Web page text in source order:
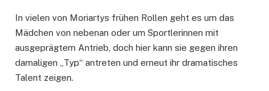
In vielen von Moriartys frühen Rollen geht es um das
Mädchen von nebenan oder um Sportlerinnen mit
ausgeprägtem Antrieb, doch hier kann sie gegen ihren
damaligen „Typ“ antreten und erneut ihr dramatisches
Talent zeigen.